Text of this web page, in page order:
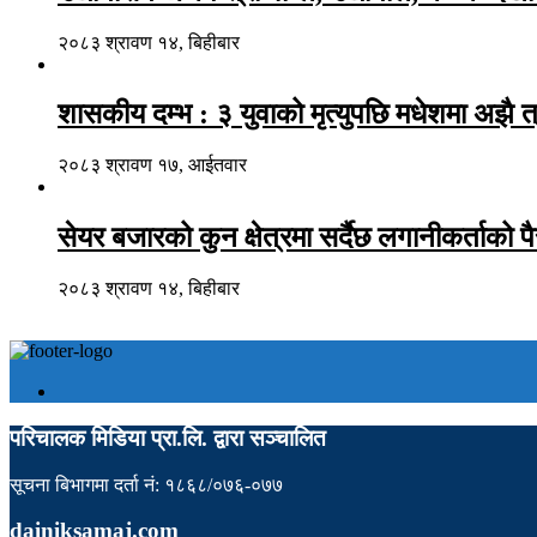
२०८३ श्रावण १४, बिहीबार
शासकीय दम्भ : ३ युवाको मृत्युपछि मधेशमा अझै
२०८३ श्रावण १७, आईतवार
सेयर बजारको कुन क्षेत्रमा सर्दैछ लगानीकर्ताको
२०८३ श्रावण १४, बिहीबार
परिचालक मिडिया प्रा.लि. द्वारा सञ्चालित
सूचना बिभागमा दर्ता नं: १८६८/०७६-०७७
dainiksamaj.com